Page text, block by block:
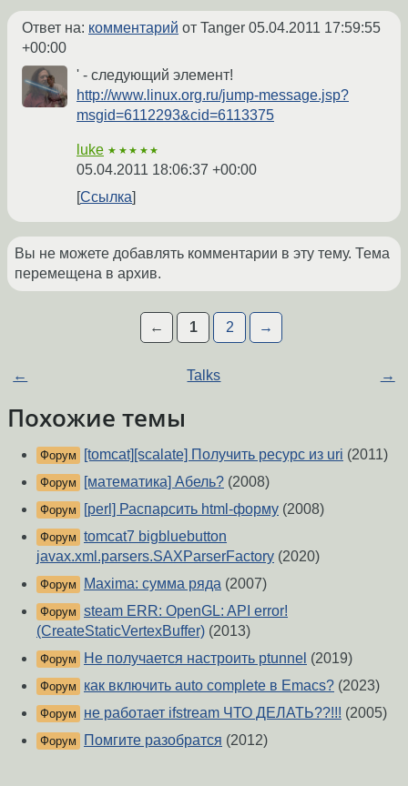
Ответ на: комментарий от Tanger 05.04.2011 17:59:55
+00:00
' - следующий элемент!
http://www.linux.org.ru/jump-message.jsp?
msgid=6112293&cid=6113375
luke ★★★★★
05.04.2011 18:06:37 +00:00
Ссылка
Вы не можете добавлять комментарии в эту тему. Тема
перемещена в архив.
← 1 2 →
← Talks →
Похожие темы
Форум [tomcat][scalate] Получить ресурс из uri (2011)
Форум [математика] Абель? (2008)
Форум [perl] Распарсить html-форму (2008)
Форум tomcat7 bigbluebutton
javax.xml.parsers.SAXParserFactory (2020)
Форум Maxima: сумма ряда (2007)
Форум steam ERR: OpenGL: API error!
(CreateStaticVertexBuffer) (2013)
Форум Не получается настроить ptunnel (2019)
Форум как включить auto complete в Emacs? (2023)
Форум не работает ifstream ЧТО ДЕЛАТЬ??!!! (2005)
Форум Помгите разобратся (2012)